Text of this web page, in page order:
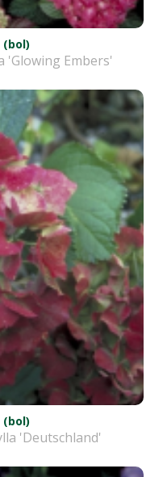
(bol)
'Glowing Embers'
(bol)
'Deutschland'